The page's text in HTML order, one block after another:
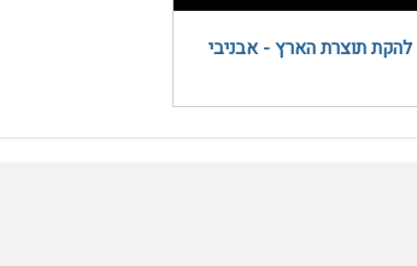
להקת תוצרת הארץ - אבניבי